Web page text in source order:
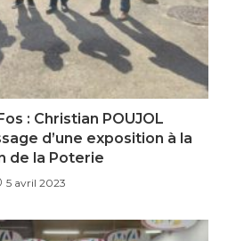
: Christian POUJOL
d’une exposition à la
de la Poterie
5 avril 2023